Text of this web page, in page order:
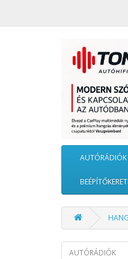
AUTÓRÁDIÓK
AUTÓRÁDIÓK